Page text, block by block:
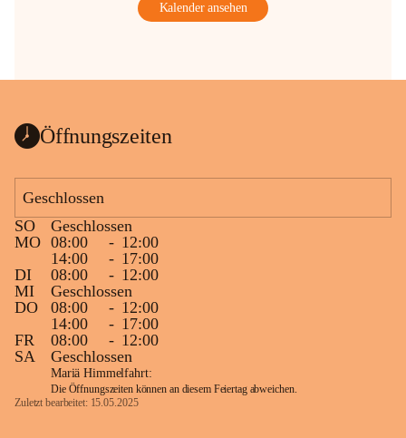
Kalender ansehen
Öffnungszeiten
Geschlossen
SO
Geschlossen
MO 08:00 - 12:00
14:00
- 17:00
DI
08:00 - 12:00
MI
Geschlossen
DO
08:00 - 12:00
14:00
- 17:00
FR
08:00 - 12:00
SA
Geschlossen
Mariä Himmelfahrt:
Die Öffnungszeiten können an diesem Feiertag abweichen.
Zuletzt bearbeitet: 15.05.2025